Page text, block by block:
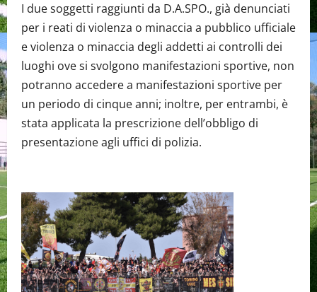
I due soggetti raggiunti da D.A.SPO., già denunciati
per i reati di violenza o minaccia a pubblico ufficiale
e violenza o minaccia degli addetti ai controlli dei
luoghi ove si svolgono manifestazioni sportive, non
potranno accedere a manifestazioni sportive per
un periodo di cinque anni; inoltre, per entrambi, è
stata applicata la prescrizione dell’obbligo di
presentazione agli uffici di polizia.